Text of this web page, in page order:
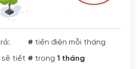
# tiền điện mỗi tháng
sẽ tiết # trong 1 tháng